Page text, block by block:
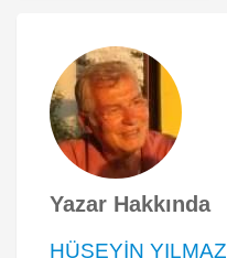
Yazar Hakkında
HÜSEYİN YILMAZ